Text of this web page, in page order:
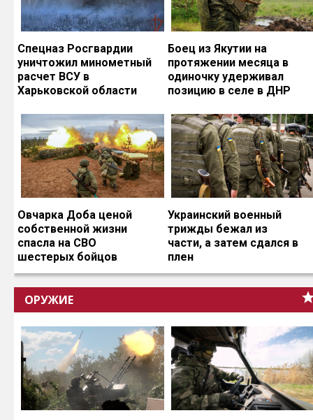
Спецназ Росгвардии
уничтожил минометный
расчет ВСУ в
Харьковской области
Боец из Якутии на
протяжении месяца в
одиночку удерживал
позицию в селе в ДНР
Овчарка Доба ценой
собственной жизни
спасла на СВО
шестерых бойцов
Украинский военный
трижды бежал из
части, а затем сдался в
плен
ОРУЖИЕ